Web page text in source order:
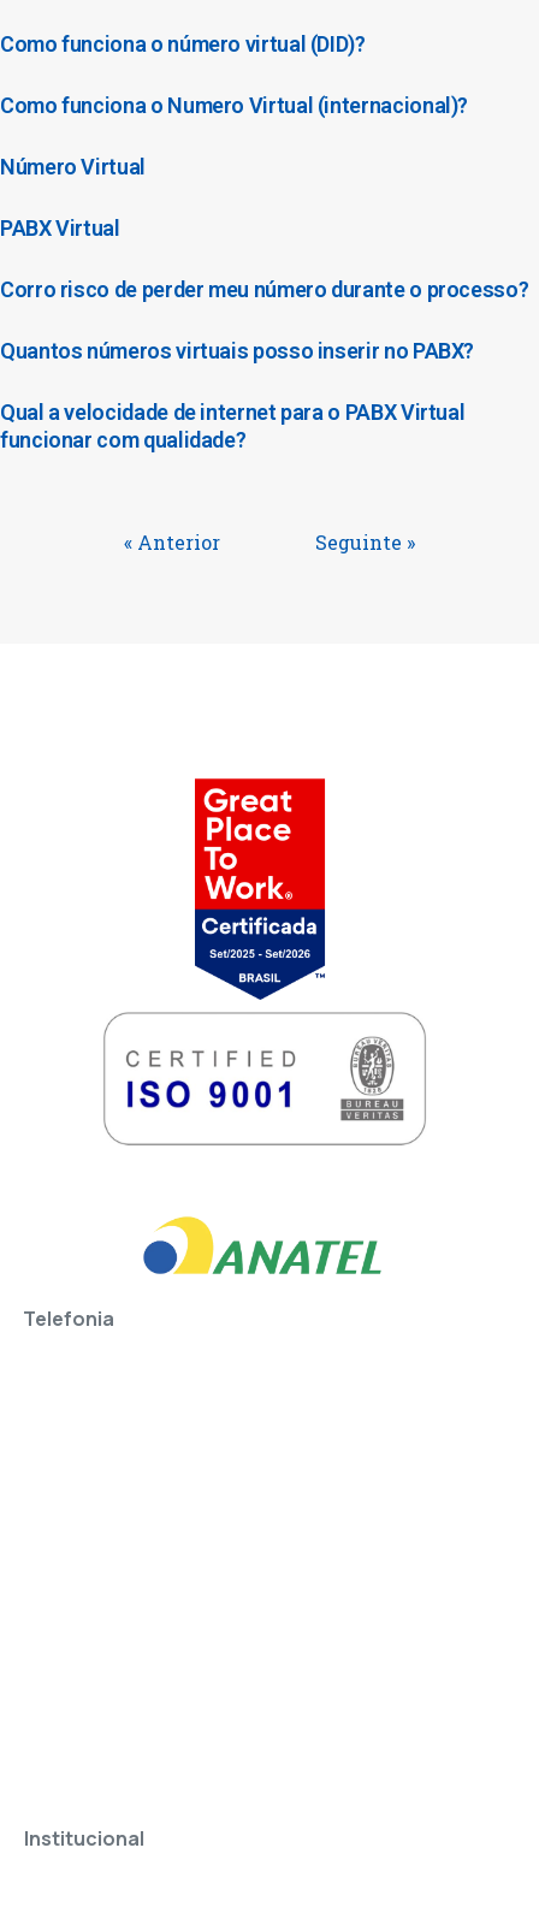
Como funciona o número virtual (DID)?
Como funciona o Numero Virtual (internacional)?
Número Virtual
PABX Virtual
Corro risco de perder meu número durante o processo?
Quantos números virtuais posso inserir no PABX?
Qual a velocidade de internet para o PABX Virtual
funcionar com qualidade?
« Anterior Seguinte »
Telefonia
Institucional